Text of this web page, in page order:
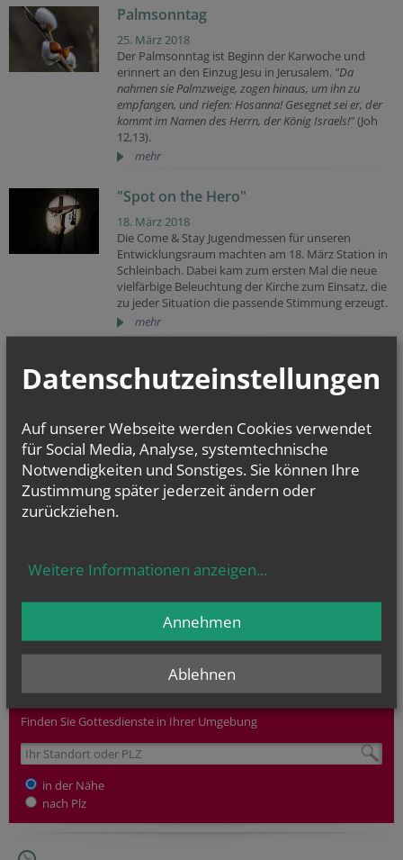
Palmsonntag
25. März 2018
Der Palmsonntag ist Beginn der Karwoche und
erinnert an den Einzug Jesu in Jerusalem. "Da
nahmen sie Palmzweige, zogen hinaus, um ihn zu
empfangen, und riefen: Hosanna! Gesegnet sei er, der
kommt im Namen des Herrn, der König Israels!"(Joh
12,13).
mehr
"Spot on the Hero"
18. März 2018
Die Come & Stay Jugendmessen für unseren
Entwicklungsraum machten am 18. März Station in
Schleinbach. Dabei kam zum ersten Mal die neue
vielfärbige Beleuchtung der Kirche zum Einsatz, die
zu jeder Situation die passende Stimmung erzeugt.
mehr
05. Jänner 2018
und Jugendliche in unserer Gemeinde unterwegs,
um als Sternsinger für über 500 Hilfsprojekte in 20
Ländern zu sammeln.
mehr
GOTTESDIENSTE
GOTTESDIENSTE
Finden Sie Gottesdienste in Ihrer Umgebung
in der Nähe
nach Plz
Datenschutzeinstellungen
Auf unserer Webseite werden Cookies verwendet
für Social Media, Analyse, systemtechnische
Notwendigkeiten und Sonstiges. Sie können Ihre
Zustimmung später jederzeit ändern oder
zurückziehen.
Weitere Informationen anzeigen...
Ablehnen
Annehmen